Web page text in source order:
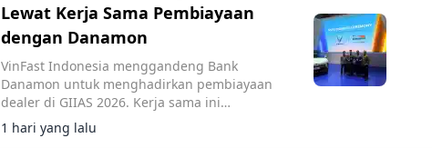
Lewat Kerja Sama Pembiayaan
dengan Danamon
VinFast Indonesia menggandeng Bank
Danamon untuk menghadirkan pembiayaan
dealer di GIIAS 2026. Kerja sama ini
diharapkan mempercepat ekspansi jaringan
penjualan.
1 hari yang lalu